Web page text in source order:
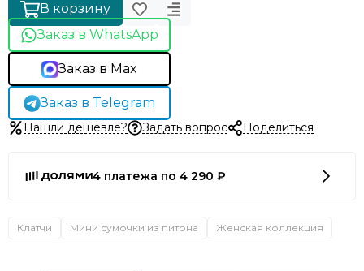
В корзину
Заказ в WhatsApp
Заказ в Max
Заказ в Telegram
Нашли дешевле? Задать вопрос Поделиться
4 платежа по 4 290 ₽
Клатчи Мини сумочки из питона Женская коллекция